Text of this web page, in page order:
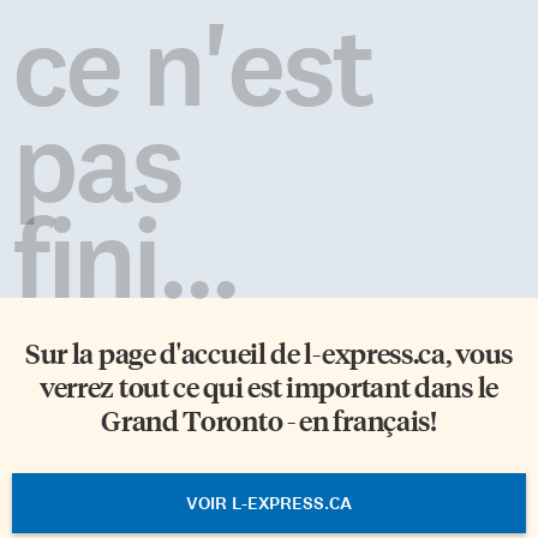
prometteur de vie» sur une
autre planète. Appelée K2-18b,
cette planète faisant deux fois et
ce n'est
pas
fini...
Sur la page d'accueil del-express.ca, vous
verrez tout ce qui est important dans le
Grand Toronto - en français!
VOIR L-EXPRESS.CA